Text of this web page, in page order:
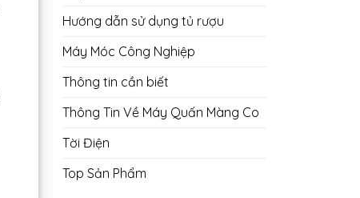
Hướng dẫn sử dụng tủ rượu
Máy Móc Công Nghiệp
Thông tin cần biết
Thông Tin Về Máy Quấn Màng Co
Tời Điện
Top Sản Phẩm